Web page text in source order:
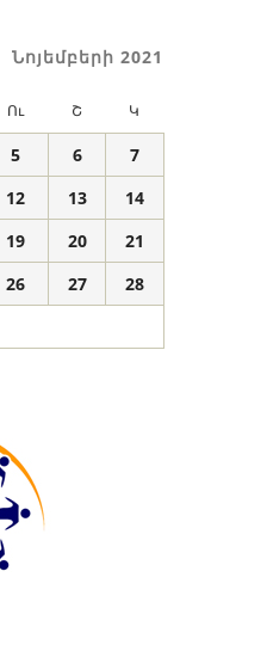
Նոյեմբերի 2021
Ու Շ Կ
5 6
7
12 13
14
19 20
21
26 27
28